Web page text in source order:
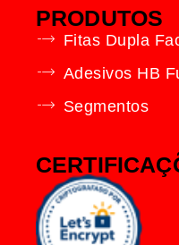
PRODUTOS
Fitas Dupla
Adesivos HB
Segmentos